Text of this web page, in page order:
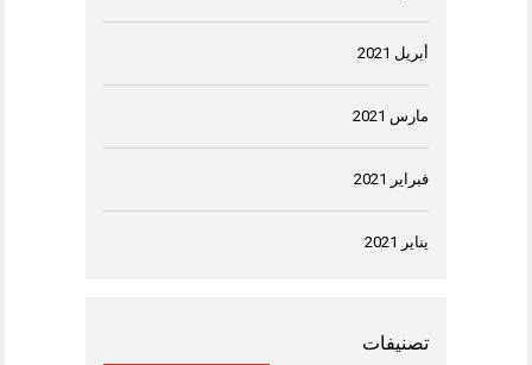
أبريل 2021
مارس 2021
فبراير 2021
يناير 2021
تصنيفات